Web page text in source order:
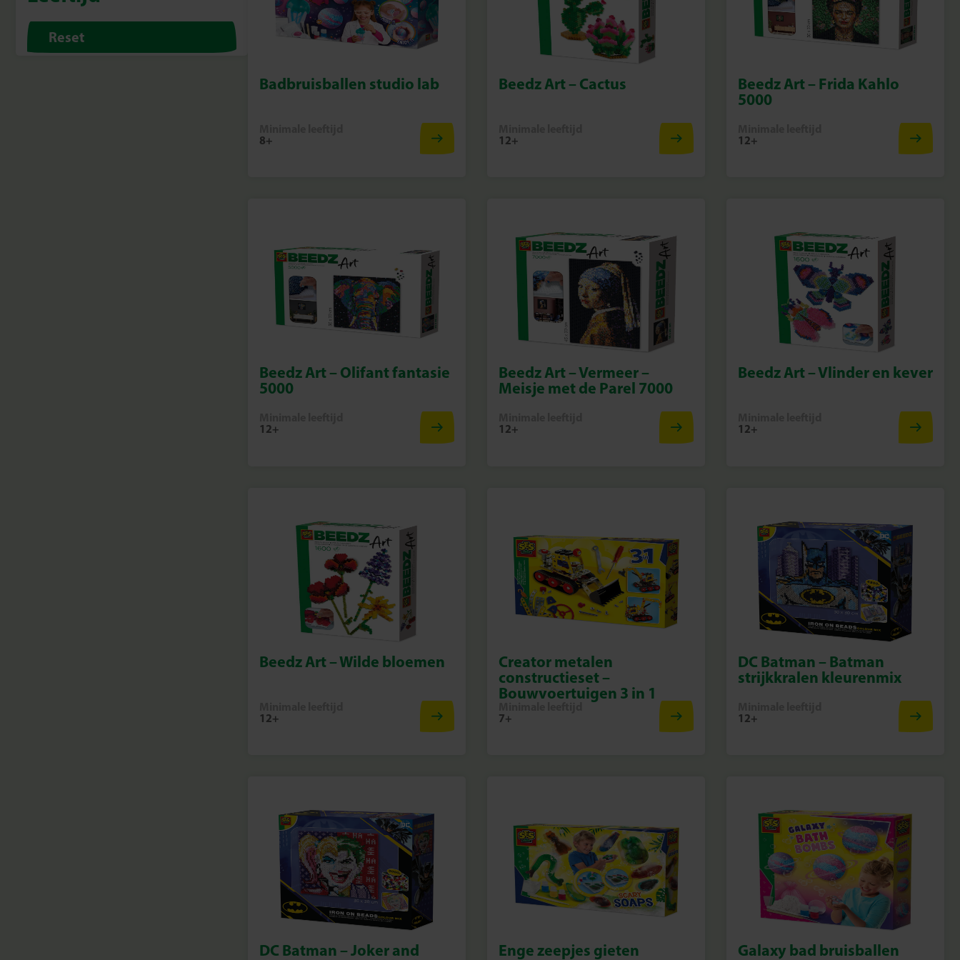
Reset
Badbruisballen studio lab
8+
Beedz Art – Cactus
12+
Beedz Art – Frida Kahlo
5000
12+
Beedz Art – Olifant fantasie
5000
12+
Beedz Art – Vermeer –
Meisje met de Parel 7000
12+
Beedz Art – Vlinder en kever
12+
Beedz Art – Wilde bloemen
12+
Creator metalen
constructieset –
Bouwvoertuigen 3 in 1
7+
DC Batman – Batman
strijkkralen kleurenmix
12+
DC Batman – Joker and Enge zeepjes gieten Galaxy bad bruisballen